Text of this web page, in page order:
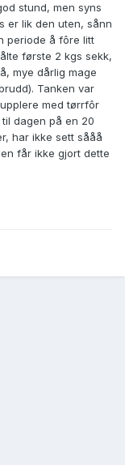
stund, men syns
er lik den uten, sånn
periode å fôre litt
første 2 kgs sekk,
mye dårlig mage
Tanken var
med tørrfôr
dagen på en 20
har ikke sett sååå
får ikke gjort dette